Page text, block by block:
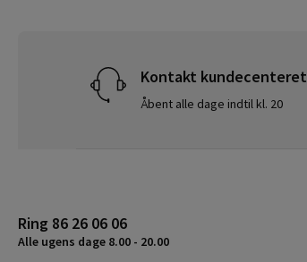
Kontakt kundecenteret
Åbent alle dage indtil kl. 20
Ring 86 26 06 06
Alle ugens dage 8.00 - 20.00